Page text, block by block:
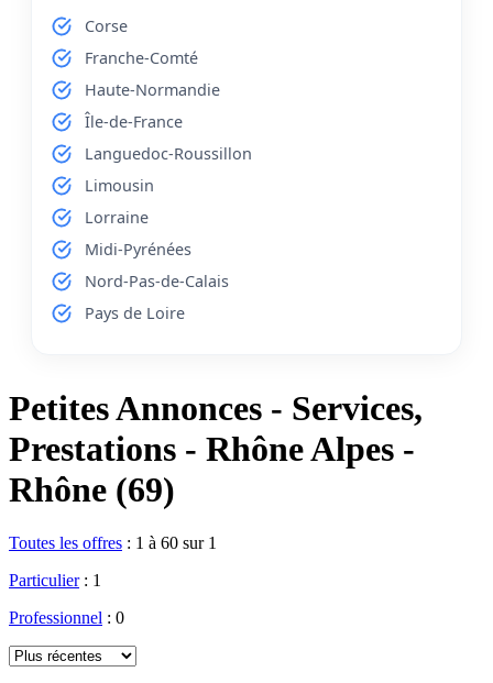
Corse
Franche-Comté
Haute-Normandie
Île-de-France
Languedoc-Roussillon
Limousin
Lorraine
Midi-Pyrénées
Nord-Pas-de-Calais
Pays de Loire
Petites Annonces - Services,
Prestations - Rhône Alpes -
Rhône (69)
Toutes les offres : 1 à 60 sur 1
Particulier: 1
Professionnel : 0